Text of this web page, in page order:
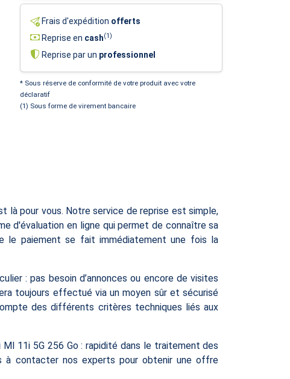
Frais d'expédition offerts
Reprise en cash(1)
Reprise par un professionnel
* Sous réserve de conformité de votre produit avec votre
déclaratif
(1) Sous forme de virement bancaire
là pour vous. Notre service de reprise est simple,
d'évaluation en ligne qui permet de connaître sa
le paiement se fait immédiatement une fois la
: pas besoin d’annonces ou encore de visites
toujours effectué via un moyen sûr et sécurisé
des différents critères techniques liés aux
11i 5G 256 Go : rapidité dans le traitement des
à contacter nos experts pour obtenir une offre